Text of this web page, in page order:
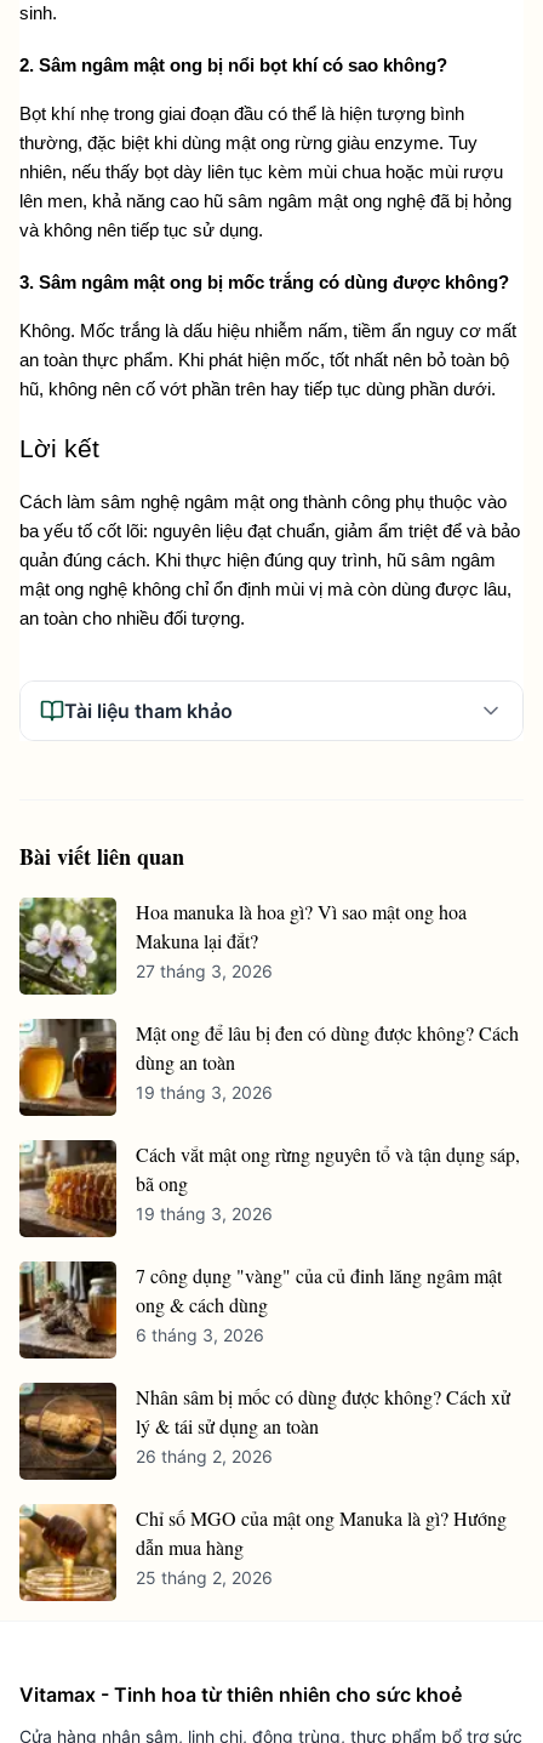
sinh.
2. Sâm ngâm mật ong bị nổi bọt khí có sao không?
Bọt khí nhẹ trong giai đoạn đầu có thể là hiện tượng bình
thường, đặc biệt khi dùng mật ong rừng giàu enzyme. Tuy
nhiên, nếu thấy bọt dày liên tục kèm mùi chua hoặc mùi rượu
lên men, khả năng cao hũ sâm ngâm mật ong nghệ đã bị hỏng
và không nên tiếp tục sử dụng.
3. Sâm ngâm mật ong bị mốc trắng có dùng được không?
Không. Mốc trắng là dấu hiệu nhiễm nấm, tiềm ẩn nguy cơ mất
an toàn thực phẩm. Khi phát hiện mốc, tốt nhất nên bỏ toàn bộ
hũ, không nên cố vớt phần trên hay tiếp tục dùng phần dưới.
Lời kết
Cách làm sâm nghệ ngâm mật ong thành công phụ thuộc vào
ba yếu tố cốt lõi: nguyên liệu đạt chuẩn, giảm ẩm triệt để và bảo
quản đúng cách. Khi thực hiện đúng quy trình, hũ sâm ngâm
mật ong nghệ không chỉ ổn định mùi vị mà còn dùng được lâu,
an toàn cho nhiều đối tượng.
Tài liệu tham khảo
Bài viết liên quan
Hoa manuka là hoa gì? Vì sao mật ong hoa
Makuna lại đắt?
27 tháng 3, 2026
Mật ong để lâu bị đen có dùng được không? Cách
dùng an toàn
19 tháng 3, 2026
Cách vắt mật ong rừng nguyên tổ và tận dụng sáp,
bã ong
19 tháng 3, 2026
7 công dụng "vàng" của củ đinh lăng ngâm mật
ong & cách dùng
6 tháng 3, 2026
Nhân sâm bị mốc có dùng được không? Cách xử
lý & tái sử dụng an toàn
26 tháng 2, 2026
Chỉ số MGO của mật ong Manuka là gì? Hướng
dẫn mua hàng
25 tháng 2, 2026
Vitamax - Tinh hoa từ thiên nhiên cho sức khoẻ
Cửa hàng nhân sâm, linh chi, đông trùng, thực phẩm bổ trợ sức